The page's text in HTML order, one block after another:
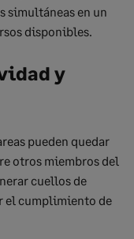
simultáneas en un
disponibles.
y
pueden quedar
otros miembros del
cuellos de
el cumplimiento de